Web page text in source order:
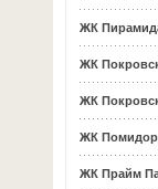
ЖК
ЖК
ЖК
ЖК Помидор
ЖК Прайм